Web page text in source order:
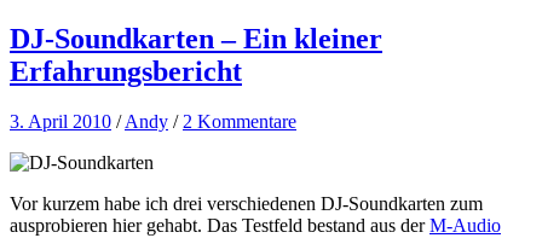
DJ-Soundkarten – Ein kleiner
Erfahrungsbericht
3. April 2010 /Andy /2 Kommentare
Vor kurzem habe ich drei verschiedenen DJ-Soundkarten zum
ausprobieren hier gehabt. Das Testfeld bestand aus derM-Audio